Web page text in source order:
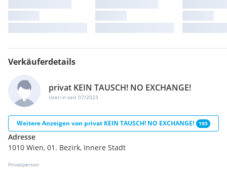
Verkäuferdetails
privat KEIN TAUSCH! NO EXCHANGE!
User:in seit 07/2023
Weitere Anzeigen von privat KEIN TAUSCH! NO EXCHANGE! 195
Adresse
1010 Wien, 01. Bezirk, Innere Stadt
Privatperson